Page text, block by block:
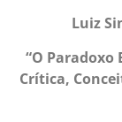
Luiz
“O
Crítica,